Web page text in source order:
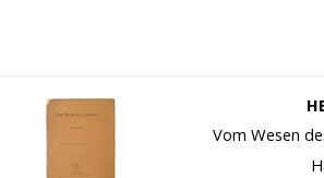
Vom Wesen